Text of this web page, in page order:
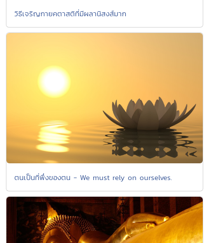
วิธีเจริญกายคตาสติที่มีผลานิสงส์มาก
ตนเป็นที่พึ่งของตน - We must rely on ourselves.